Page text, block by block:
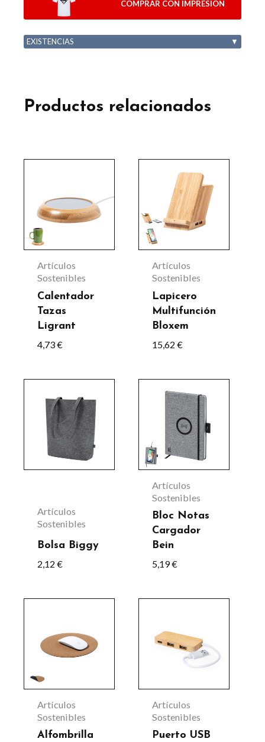
COMPRAR CON IMPRESION
EXISTENCIAS ▼
Productos relacionados
Artículos
Sostenibles
Calentador
Tazas
Ligrant
4,73€
Artículos
Sostenibles
Lapicero
Multifunción
Bloxem
15,62 €
Artículos
Sostenibles
Bolsa Biggy
2,12 €
producto
tiene
múltiples
variantes.
se
elegir
en
producto
Artículos
Sostenibles
Bloc Notas
Cargador
Bein
5,19€
producto
tiene
múltiples
variantes.
opciones
se
pueden
elegir
en
producto
Artículos
Sostenibles
Alfombrilla
Artículos
Sostenibles
Puerto USB